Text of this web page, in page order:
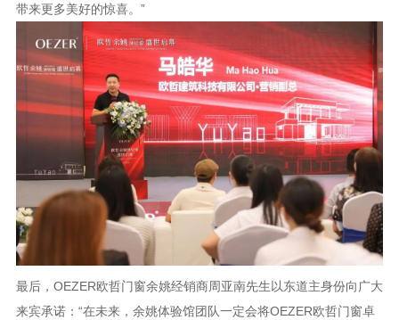
带来更多美好的惊喜。”
最后，OEZER欧哲门窗余姚经销商周亚南先生以东道主身份向广大
来宾承诺：“在未来，余姚体验馆团队一定会将OEZER欧哲门窗卓